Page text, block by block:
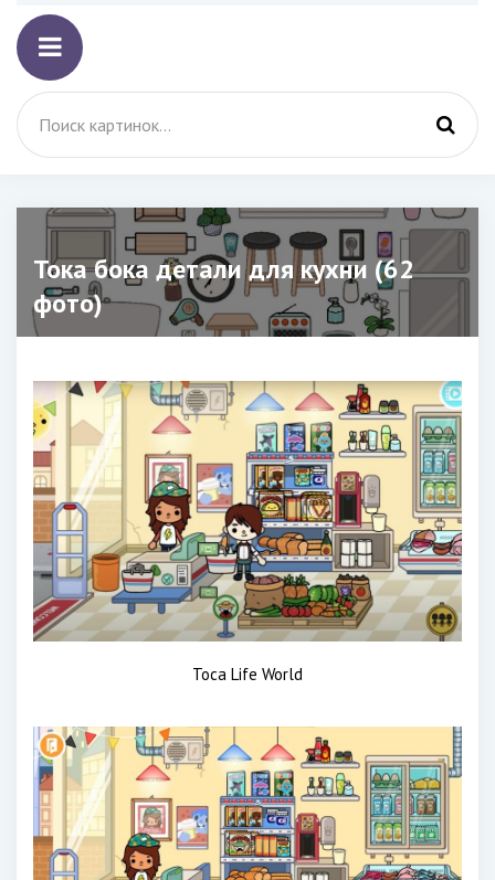
Тока бока детали для кухни (62
фото)
Toca Life World